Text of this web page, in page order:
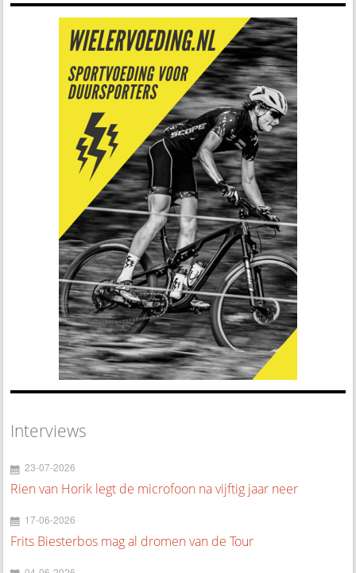
Interviews
23-07-2026
Rien van Horik legt de microfoon na vijftig jaar neer
17-06-2026
Frits Biesterbos mag al dromen van de Tour